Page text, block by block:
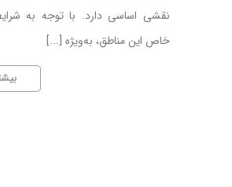
نقشی اساسی دارد. با توجه به
خاص این مناطق، به‌ویژه [...]